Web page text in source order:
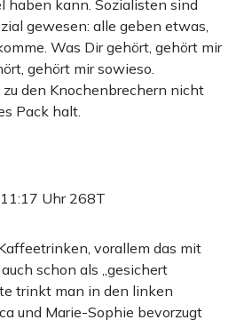
haben kann. Sozialisten sind
gewesen: alle geben etwas,
Was Dir gehört, gehört mir
gehört mir sowieso.
zu den Knochenbrechern nicht
Pack halt.
Uhr 268T
vorallem das mit
schon als „gesichert
trinkt man in den linken
und Marie-Sophie bevorzugt